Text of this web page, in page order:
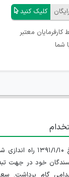
کلیک کنید
معتبر
شما
سایت ایران استخدام در تاریخ
خود در جهت
گام برداشت.